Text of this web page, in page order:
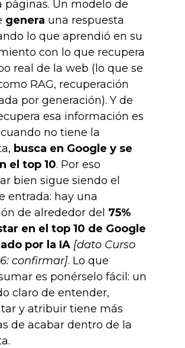
páginas. Un modelo de
genera una respuesta
lo que aprendió en su
con lo que recupera
real de la web (lo que se
RAG, recuperación
por generación). Y de
esa información es
no tiene la
busca en Google y se
el top 10. Por eso
bien sigue siendo el
entrada: hay una
de alrededor del 75%
en el top 10 de Google
por la IA [dato Curso
confirmar]. Lo que
es ponérselo fácil: un
claro de entender,
y atribuir tiene más
de acabar dentro de la